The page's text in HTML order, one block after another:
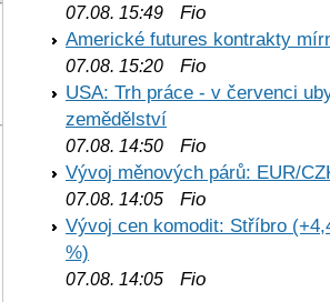
07.08. 15:49 Fio
Americké futures kontrakty
07.08. 15:20 Fio
USA: Trh práce - v červenci
zemědělství
07.08. 14:50 Fio
Vývoj měnových párů: EUR/
07.08. 14:05 Fio
Vývoj cen komodit: Stříbro
%)
07.08. 14:05 Fio